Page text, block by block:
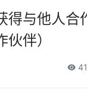
得与他人合
伴）